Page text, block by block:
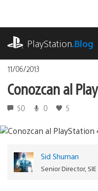
contenido
PlayStation.Blog
11/06/2013
Conozcan al
50 0 5
Sid Shuman
Senior Director,